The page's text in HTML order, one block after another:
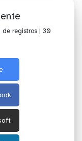
de registros | 30